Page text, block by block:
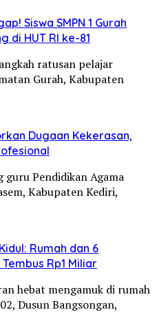
Siswa SMPN 1 Gurah
di HUT RI ke-81
ratusan pelajar
Gurah, Kabupaten
Dugaan Kekerasan,
guru Pendidikan Agama
Kabupaten Kediri,
Rumah dan 6
Rp1 Miliar
hebat mengamuk di rumah
Dusun Bangsongan,